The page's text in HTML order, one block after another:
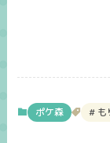
ポケ森 も